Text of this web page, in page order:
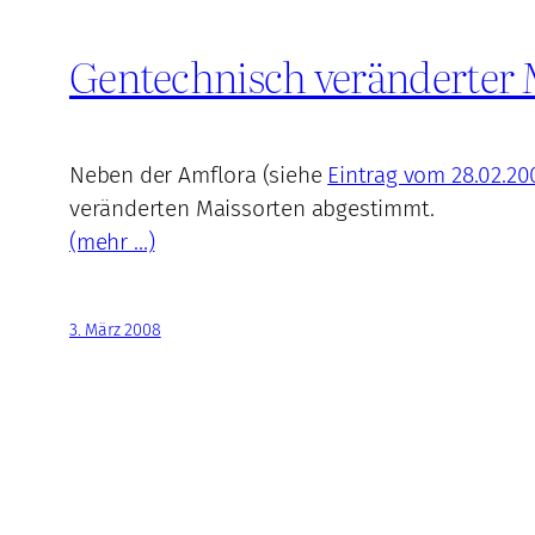
Gentechnisch veränderter
Neben der Amflora (siehe Eintrag vom
veränderten Maissorten abgestimmt.
(mehr …)
3. März 2008